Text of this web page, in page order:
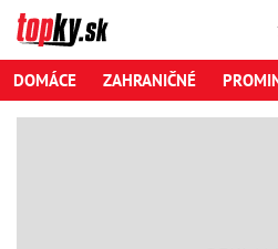
DOMÁCE ZAHRANIČNÉ